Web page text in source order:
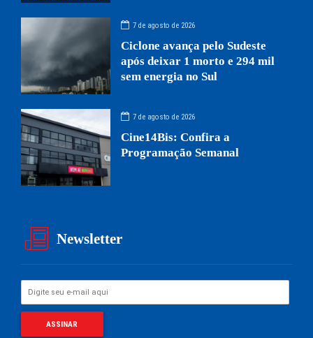
7 de agosto de 2026
Ciclone avança pelo Sudeste
após deixar 1 morto e 294 mil
sem energia no Sul
7 de agosto de 2026
Cine14Bis: Confira a
Programação Semanal
Newsletter